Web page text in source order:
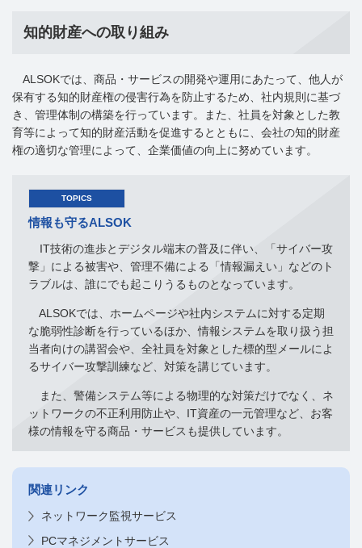
知的財産への取り組み
ALSOKでは、商品・サービスの開発や運用にあたって、他人が
保有する知的財産権の侵害行為を防止するため、社内規則に基づ
き、管理体制の構築を行っています。また、社員を対象とした教
育等によって知的財産活動を促進するとともに、会社の知的財産
権の適切な管理によって、企業価値の向上に努めています。
TOPICS
情報も守るALSOK
IT技術の進歩とデジタル端末の普及に伴い、「サイバー攻
撃」による被害や、管理不備による「情報漏えい」などのト
ラブルは、誰にでも起こりうるものとなっています。
ALSOKでは、ホームページや社内システムに対する定期
な脆弱性診断を行っているほか、情報システムを取り扱う担
当者向けの講習会や、全社員を対象とした標的型メールによ
るサイバー攻撃訓練など、対策を講じています。
また、警備システム等による物理的な対策だけでなく、ネ
ットワークの不正利用防止や、IT資産の一元管理など、お客
様の情報を守る商品・サービスも提供しています。
関連リンク
ネットワーク監視サービス
PCマネジメントサービス